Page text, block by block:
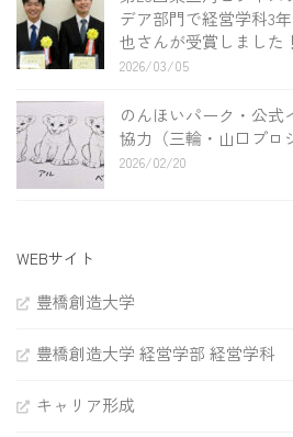
デア部門で経営学科3
也さんが受賞しました！
2026/03/05
のんほいパーク・公式
協力（三輪・山口プロ
2026/02/20
WEBサイト
豊橋創造大学
豊橋創造大学 経営学部 経営学科
キャリア形成